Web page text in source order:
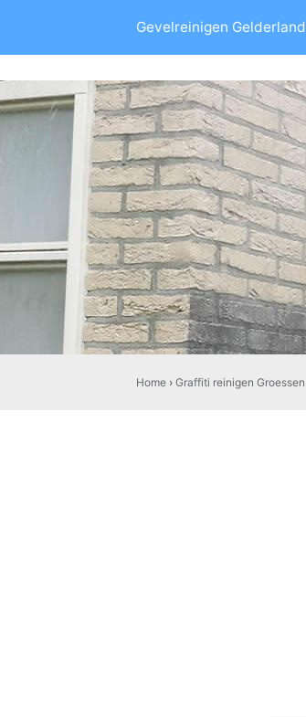
Gevelreinigen Gelderland
Home ›Graffiti reinigen Groessen